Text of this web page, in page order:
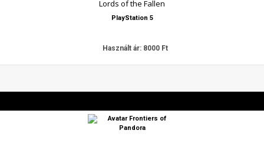
Lords of the Fallen
PlayStation 5
Használt ár: 8000 Ft